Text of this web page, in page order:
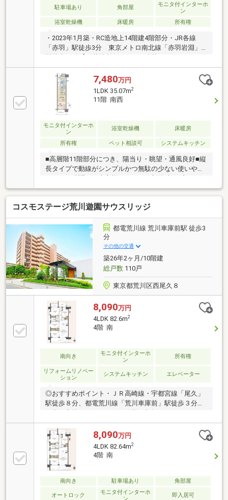
駐車場あり 角部屋
モニタ付インターホ
ン
浴室乾燥機
床暖房 所有権
・2023年1月築・RC造地上14階建4階部分・JR各線
「赤羽」駅徒歩3分 東京メトロ南北線「赤羽岩淵」
駅徒歩11分【三菱地所レジデンス分譲 ザ・パークハ
ウスシリーズ】・南西向き角部屋・ガス温水式床暖房
（リビングダイニング部分）・ミストサウナ機能付き
浴室暖房乾燥機・約0.5帖のSIC・鍵を取り出さずにオ
ートロック・玄関扉の解錠が可能なMIWAラクセスキ
ー・IoT対応でエアコン・床暖房・給湯機能をスマホ
で操作可能・不在時に便利な宅配ボックス・24時間
365日ゴミ出し可能・軽作業や読書などに便利なラウ
ンジ（コンセント有）・ペット飼育可能（細則有）、
ペット足洗い場
7,480万円
1LDK 35.07m2
11階 南西
モニタ付インターホ
ン
浴室乾燥機 床暖房
所有権 ペット相談可 システムキッチン
■高層階11階部分につき、陽当り・眺望・通風良好■縦
長タイプで動線がシンプルかつ無駄の少ない使いやす
い1LDKの間取り■売主様こだわりの新築時オプション
多数有 ・エコカラット新設：リビングダイニング
（ベージュ）、洋室（グレー） ・ピクチャーレール
新設：リビングダイニング、洋室 ・ダウンライト増
設：キッチンカウンター前、洋室 ・アクセントタイ
ル新設：洗面台ミラー下（ブラック） ・手すり新
設：浴室■収納豊富な間取り ・約0.6帖のシューズイ
ンクローゼット ・洋室部分大型クローゼット ・キ
ッチン、洗濯機上、トイレ部分吊戸棚 ・リネン庫
等■室内大変綺麗にお使いです
コスモステージ荒川遊園サウスリッジ
都電荒川線 荒川車庫前駅 徒歩3
分
その他の交通
築26年2ヶ月/10階建
総戸数110戸
東京都荒川区西尾久８
8,090万円
4LDK 82.6m2
4階 南
南向き
モニタ付インターホ
ン
所有権
リフォームリノベー
ション
システムキッチン エレベーター
◎おすすめポイント・ＪＲ高崎線・宇都宮線「尾久」
駅徒歩８分、都電荒川線「荒川車庫前」駅徒歩３分の
便利な立地・ハイグレード仕様の新規リノベーション
実施中！(２０２６年１０月中旬完成予定)・約２８．
２㎡の広々とした２面バルコニー・約１６．１帖の
広々ＬＤＫ！ご家族が自然と集まる開放的な空間・ウ
ォークインクローゼット付きで収納豊富・総戸数３４
９戸の大規模レジデンス・屋上スカイガーデン付き♪■
資料請求・住宅ローンのご相談・内覧希望等はお気軽
にお問い合わせください！■お問い合わせは【フリー
ダイヤル：０１２０ー９９８ー１１８】までお気軽に
8,090万円
4LDK 82.64m2
4階 南
南向き 駐車場あり 角部屋
オートロック
モニタ付インターホ
ン
即入居可